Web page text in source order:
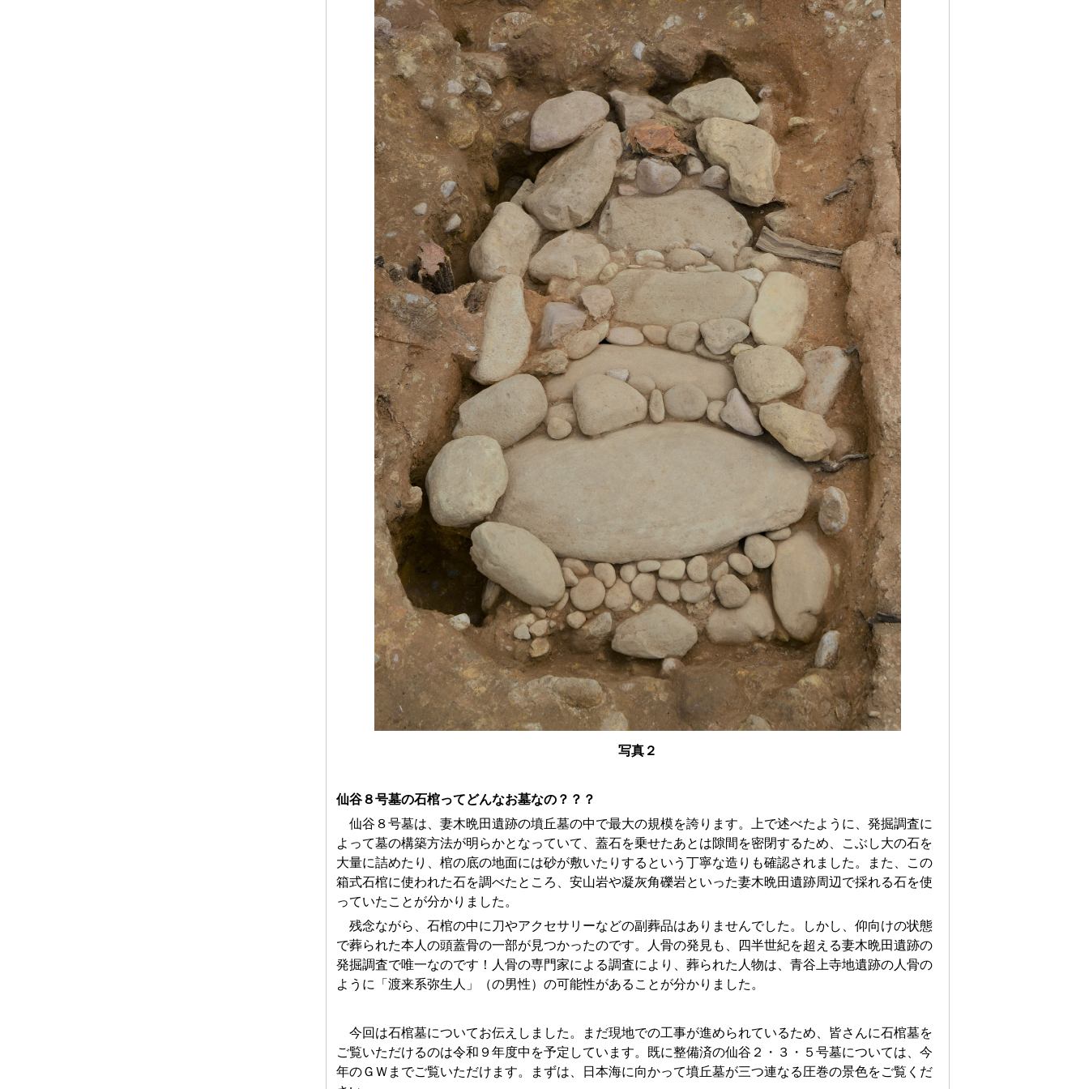
写真２
仙谷８号墓の石棺ってどんなお墓なの？？？
仙谷８号墓は、妻木晩田遺跡の墳丘墓の中で最大の規模を誇ります。上で述べたように、発掘調査に
よって墓の構築方法が明らかとなっていて、蓋石を乗せたあとは隙間を密閉するため、こぶし大の石を
大量に詰めたり、棺の底の地面には砂が敷いたりするという丁寧な造りも確認されました。また、この
箱式石棺に使われた石を調べたところ、安山岩や凝灰角礫岩といった妻木晩田遺跡周辺で採れる石を使
っていたことが分かりました。
残念ながら、石棺の中に刀やアクセサリーなどの副葬品はありませんでした。しかし、仰向けの状態
で葬られた本人の頭蓋骨の一部が見つかったのです。人骨の発見も、四半世紀を超える妻木晩田遺跡の
発掘調査で唯一なのです！人骨の専門家による調査により、葬られた人物は、青谷上寺地遺跡の人骨の
ように「渡来系弥生人」（の男性）の可能性があることが分かりました。
今回は石棺墓についてお伝えしました。まだ現地での工事が進められているため、皆さんに石棺墓を
ご覧いただけるのは令和９年度中を予定しています。既に整備済の仙谷２・３・５号墓については、今
年のＧＷまでご覧いただけます。まずは、日本海に向かって墳丘墓が三つ連なる圧巻の景色をご覧くだ